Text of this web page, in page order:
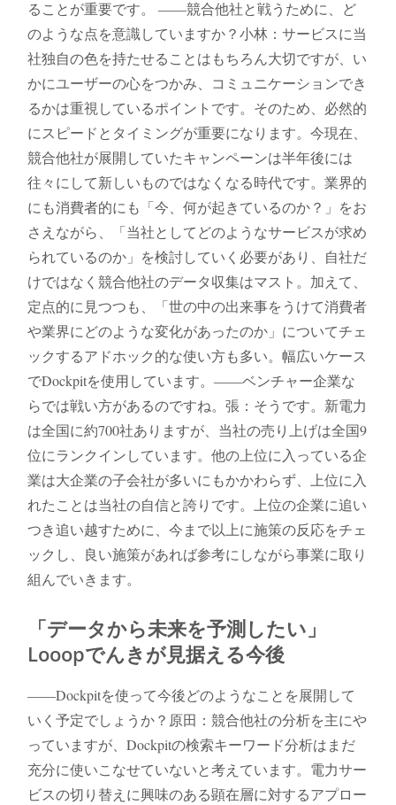
ることが重要です。 ――競合他社と戦うために、ど
のような点を意識していますか？小林：サービスに当
社独自の色を持たせることはもちろん大切ですが、い
かにユーザーの心をつかみ、コミュニケーションでき
るかは重視しているポイントです。そのため、必然的
にスピードとタイミングが重要になります。今現在、
競合他社が展開していたキャンペーンは半年後には
往々にして新しいものではなくなる時代です。業界的
にも消費者的にも「今、何が起きているのか？」をお
さえながら、「当社としてどのようなサービスが求め
られているのか」を検討していく必要があり、自社だ
けではなく競合他社のデータ収集はマスト。加えて、
定点的に見つつも、「世の中の出来事をうけて消費者
や業界にどのような変化があったのか」についてチェ
ックするアドホック的な使い方も多い。幅広いケース
でDockpitを使用しています。――ベンチャー企業な
らでは戦い方があるのですね。張：そうです。新電力
は全国に約700社ありますが、当社の売り上げは全国9
位にランクインしています。他の上位に入っている企
業は大企業の子会社が多いにもかかわらず、上位に入
れたことは当社の自信と誇りです。上位の企業に追い
つき追い越すために、今まで以上に施策の反応をチェ
ックし、良い施策があれば参考にしながら事業に取り
組んでいきます。
「データから未来を予測したい」
Looopでんきが見据える今後
――Dockpitを使って今後どのようなことを展開して
いく予定でしょうか？原田：競合他社の分析を主にや
っていますが、Dockpitの検索キーワード分析はまだ
充分に使いこなせていないと考えています。電力サー
ビスの切り替えに興味のある顕在層に対するアプロー